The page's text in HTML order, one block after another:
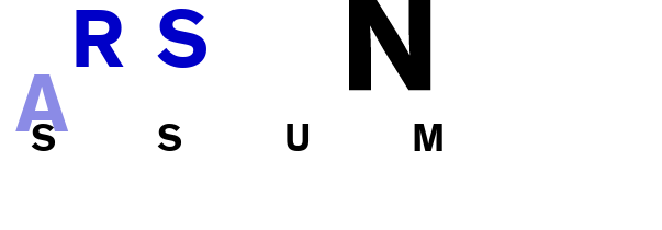
A
R S
S U M